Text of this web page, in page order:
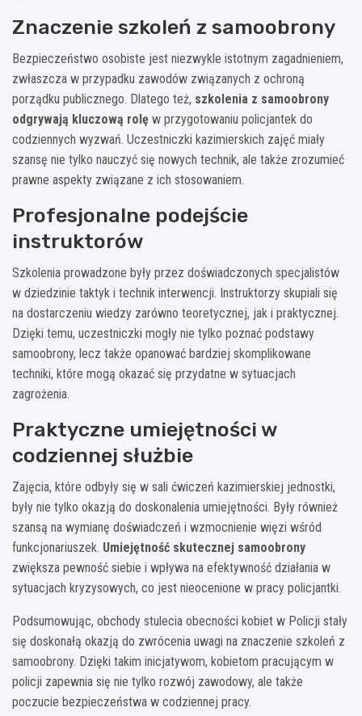
Znaczenie szkoleń z samoobrony
Bezpieczeństwo osobiste jest niezwykle istotnym zagadnieniem,
zwłaszcza w przypadku zawodów związanych z ochroną
porządku publicznego. Dlatego też, szkolenia z samoobrony
odgrywają kluczową rolę w przygotowaniu policjantek do
codziennych wyzwań. Uczestniczki kazimierskich zajęć miały
szansę nie tylko nauczyć się nowych technik, ale także zrozumieć
prawne aspekty związane z ich stosowaniem.
Profesjonalne podejście
instruktorów
Szkolenia prowadzone były przez doświadczonych specjalistów
w dziedzinie taktyk i technik interwencji. Instruktorzy skupiali się
na dostarczeniu wiedzy zarówno teoretycznej, jak i praktycznej.
Dzięki temu, uczestniczki mogły nie tylko poznać podstawy
samoobrony, lecz także opanować bardziej skomplikowane
techniki, które mogą okazać się przydatne w sytuacjach
zagrożenia.
Praktyczne umiejętności w
codziennej służbie
Zajęcia, które odbyły się w sali ćwiczeń kazimierskiej jednostki,
były nie tylko okazją do doskonalenia umiejętności. Były również
szansą na wymianę doświadczeń i wzmocnienie więzi wśród
funkcjonariuszek. Umiejętność skutecznej samoobrony
zwiększa pewność siebie i wpływa na efektywność działania w
sytuacjach kryzysowych, co jest nieocenione w pracy policjantki.
Podsumowując, obchody stulecia obecności kobiet w Policji stały
się doskonałą okazją do zwrócenia uwagi na znaczenie szkoleń z
samoobrony. Dzięki takim inicjatywom, kobietom pracującym w
policji zapewnia się nie tylko rozwój zawodowy, ale także
poczucie bezpieczeństwa w codziennej pracy.